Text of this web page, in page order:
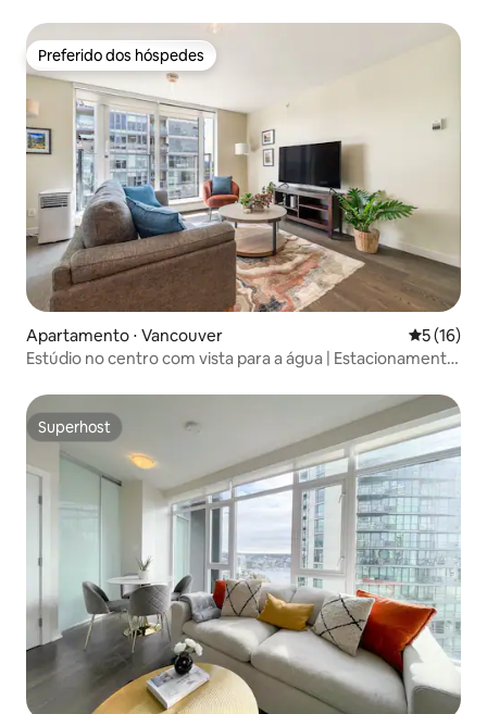
Preferido dos hóspedes
Preferido dos hóspedes
Apartamento ⋅ Vancouver 5 de uma
5 (16)
Estúdio no centro com vista para a água | Estacionamento
Superhost
Superhost